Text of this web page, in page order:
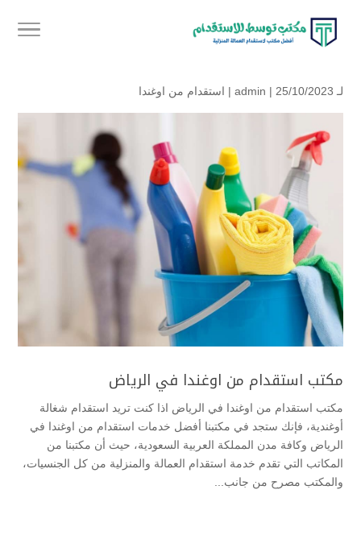
لـ admin | 25/10/2023 | استقدام من اوغندا
مكتب استقدام من اوغندا في الرياض
مكتب استقدام من اوغندا في الرياض اذا كنت تريد استقدام شغالة
أوغندية، فإنك ستجد في مكتبنا أفضل خدمات استقدام من اوغندا في
الرياض وكافة مدن المملكة العربية السعودية، حيث أن مكتبنا من
المكاتب التي تقدم خدمة استقدام العمالة والمنزلية من كل الجنسيات،
والمكتب مصرح من جانب...